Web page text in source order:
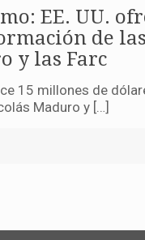
EE. UU.
de
y las Farc
15 millones de
Maduro y […]